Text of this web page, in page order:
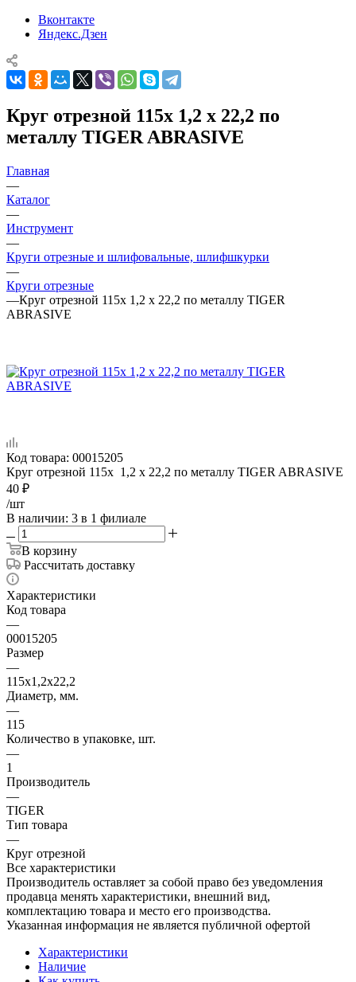
Вконтакте
Яндекс.Дзен
Круг отрезной 115x 1,2 x 22,2 по
металлу TIGER ABRASIVE
Главная
—
Каталог
—
Инструмент
—
Круги отрезные и шлифовальные, шлифшкурки
—
Круги отрезные
—Круг отрезной 115x 1,2 x 22,2 по металлу TIGER
ABRASIVE
Код товара: 00015205
Круг отрезной 115x 1,2 x 22,2 по металлу TIGER ABRASIVE
40 ₽
/шт
В наличии: 3 в 1 филиале
В корзину
Рассчитать доставку
Характеристики
Код товара
—
00015205
Размер
—
115х1,2х22,2
Диаметр, мм.
—
115
Количество в упаковке, шт.
—
1
Производитель
—
TIGER
Тип товара
—
Круг отрезной
Все характеристики
Производитель оставляет за собой право без уведомления
продавца менять характеристики, внешний вид,
комплектацию товара и место его производства.
Указанная информация не является публичной офертой
Характеристики
Наличие